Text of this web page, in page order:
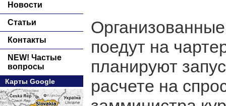
Новости
Статьи
Контакты
NEW! Частые
вопросы
Карты Google
поедут на
планируют
расчете на